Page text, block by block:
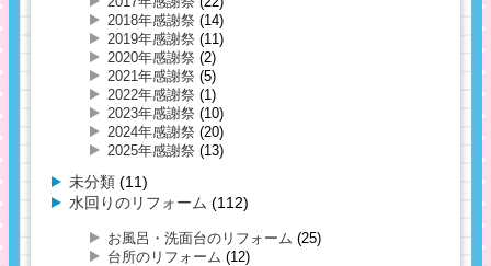
2018年感謝祭 (14)
2019年感謝祭 (11)
2020年感謝祭 (2)
2021年感謝祭 (5)
2022年感謝祭 (1)
2023年感謝祭 (10)
2024年感謝祭 (20)
2025年感謝祭 (13)
未分類 (11)
水回りのリフォーム (112)
お風呂・洗面台のリフォーム (25)
台所のリフォーム (12)